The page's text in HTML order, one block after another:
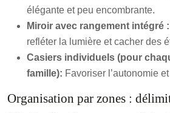
élégante et peu encombrante.
Miroir avec rangement intégré :
refléter la lumière et cacher des
Casiers individuels (pour
famille): Favoriser l’autonomie
Organisation par zones :